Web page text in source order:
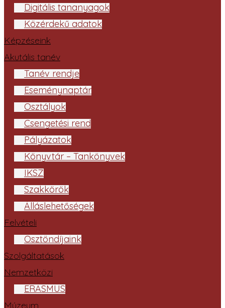
Digitális tananyagok
Közérdekű adatok
Képzéseink
Akutális tanév
Tanév rendje
Eseménynaptár
Osztályok
Csengetési rend
Pályázatok
Könyvtár – Tankönyvek
IKSZ
Szakkörök
Álláslehetőségek
Felvételi
Ösztöndíjaink
Szolgáltatások
Nemzetközi
ERASMUS
Múzeum